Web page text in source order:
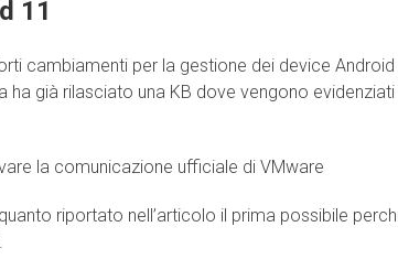
11
cambiamenti per la gestione dei device Android
ha già rilasciato una KB dove vengono
la comunicazione ufficiale di VMware
riportato nell’articolo il prima possibile